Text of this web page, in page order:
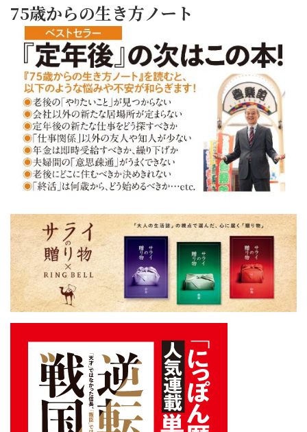
75歳からの生き方ノート